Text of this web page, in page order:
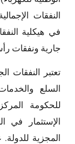
النفقات
في هيكلية
جارية ونفقات
تعتبر النفقات
السلع
للحكومة
الإستثمار في
المجزية